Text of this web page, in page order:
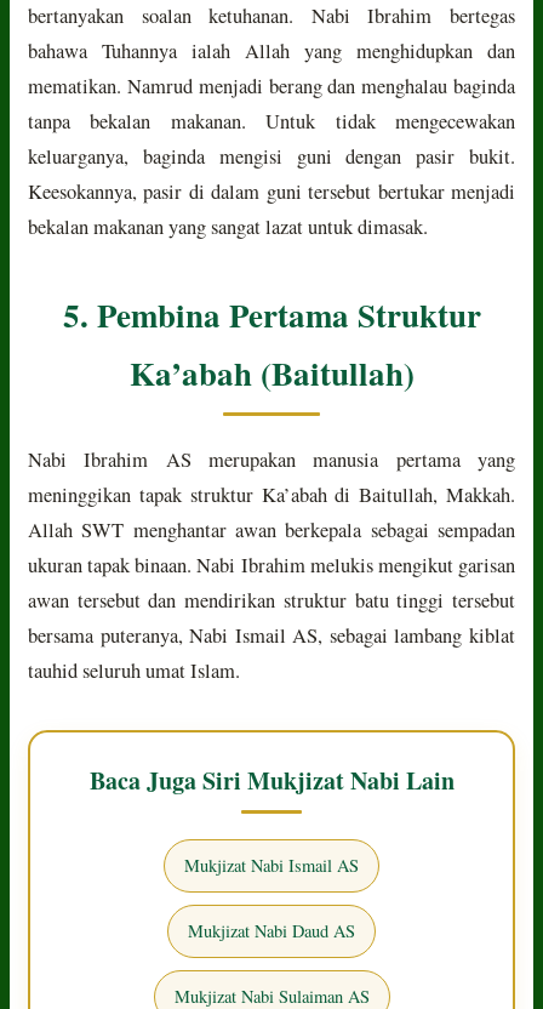
bertanyakan soalan ketuhanan. Nabi Ibrahim bertegas
bahawa Tuhannya ialah Allah yang menghidupkan dan
mematikan. Namrud menjadi berang dan menghalau baginda
tanpa bekalan makanan. Untuk tidak mengecewakan
keluarganya, baginda mengisi guni dengan pasir bukit.
Keesokannya, pasir di dalam guni tersebut bertukar menjadi
bekalan makanan yang sangat lazat untuk dimasak.
5. Pembina Pertama Struktur
Ka’abah (Baitullah)
Nabi Ibrahim AS merupakan manusia pertama yang
meninggikan tapak struktur Ka’abah di Baitullah, Makkah.
Allah SWT menghantar awan berkepala sebagai sempadan
ukuran tapak binaan. Nabi Ibrahim melukis mengikut garisan
awan tersebut dan mendirikan struktur batu tinggi tersebut
bersama puteranya, Nabi Ismail AS, sebagai lambang kiblat
tauhid seluruh umat Islam.
Baca Juga Siri Mukjizat Nabi Lain
Mukjizat Nabi Ismail AS
Mukjizat Nabi Daud AS
Mukjizat Nabi Sulaiman AS